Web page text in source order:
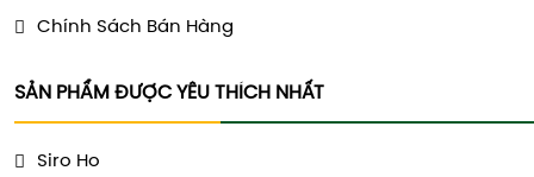
Chính Sách Bán Hàng
SẢN PHẨM ĐƯỢC YÊU THÍCH NHẤT
Siro Ho